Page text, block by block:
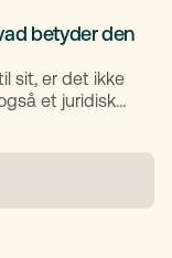
betyder den
sit, er det ikke
et juridisk
og kan